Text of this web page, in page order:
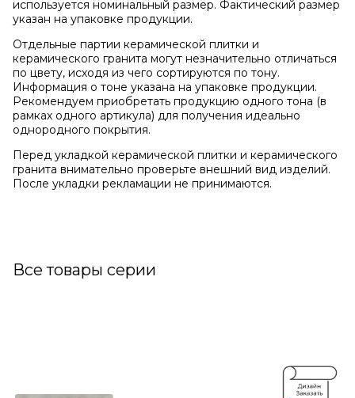
используется номинальный размер. Фактический размер
указан на упаковке продукции.
Отдельные партии керамической плитки и
керамического гранита могут незначительно отличаться
по цвету, исходя из чего сортируются по тону.
Информация о тоне указана на упаковке продукции.
Рекомендуем приобретать продукцию одного тона (в
рамках одного артикула) для получения идеально
однородного покрытия.
Перед укладкой керамической плитки и керамического
гранита внимательно проверьте внешний вид изделий.
После укладки рекламации не принимаются.
Все товары серии